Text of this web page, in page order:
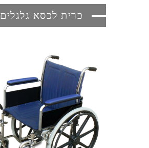
כרית לכסא גלגלים